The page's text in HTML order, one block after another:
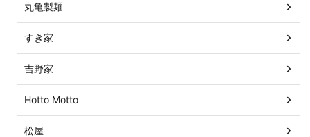
丸亀製麺
すき家
吉野家
Hotto Motto
松屋